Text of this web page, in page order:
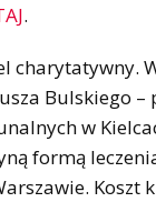
.
charytatywny.
Bulskiego –
w
formą
Koszt